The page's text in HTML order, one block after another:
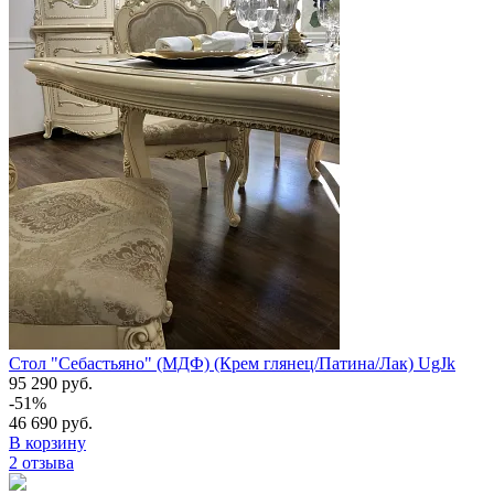
Стол "Себастьяно" (МДФ) (Крем глянец/Патина/Лак) UgJk
95 290 руб.
-51%
46 690 руб.
В корзину
2 отзыва